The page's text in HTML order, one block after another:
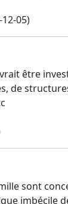
05)
être
de
sont
imbécile